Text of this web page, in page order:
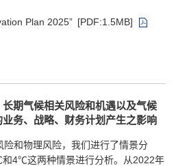
Plan 2025” [PDF:1.5MB]
期气候相关风险和机遇以及气候
务、战略、财务计划产生之影响
和物理风险，我们进行了情景分
4℃这两种情景进行分析。从2022年